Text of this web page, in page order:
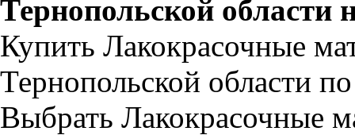
Тернопольской области
Купить Лакокрасочные
Тернопольской области
Выбрать Лакокрасочные